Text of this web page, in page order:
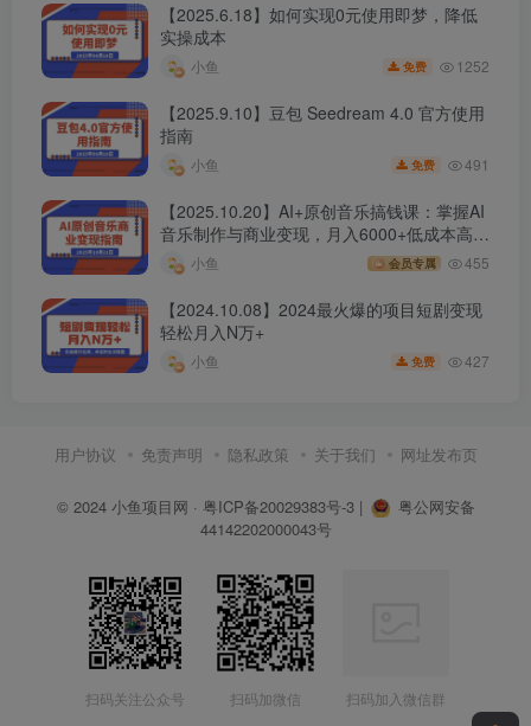
【2025.6.18】如何实现0元使用即梦，降低
实操成本
小鱼 免费 1252
【2025.9.10】豆包 Seedream 4.0 官方使用
指南
小鱼 免费 491
【2025.10.20】AI+原创音乐搞钱课：掌握AI
音乐制作与商业变现，月入6000+低成本高收
益
小鱼 会员专属 455
【2024.10.08】2024最火爆的项目短剧变现
轻松月入N万+
小鱼 免费 427
用户协议 免责声明 隐私政策 关于我们 网址发布页
© 2024 小鱼项目网 · 粤ICP备20029383号-3|
粤公网安备
44142202000043号
扫码关注公众号 扫码加微信 扫码加入微信群